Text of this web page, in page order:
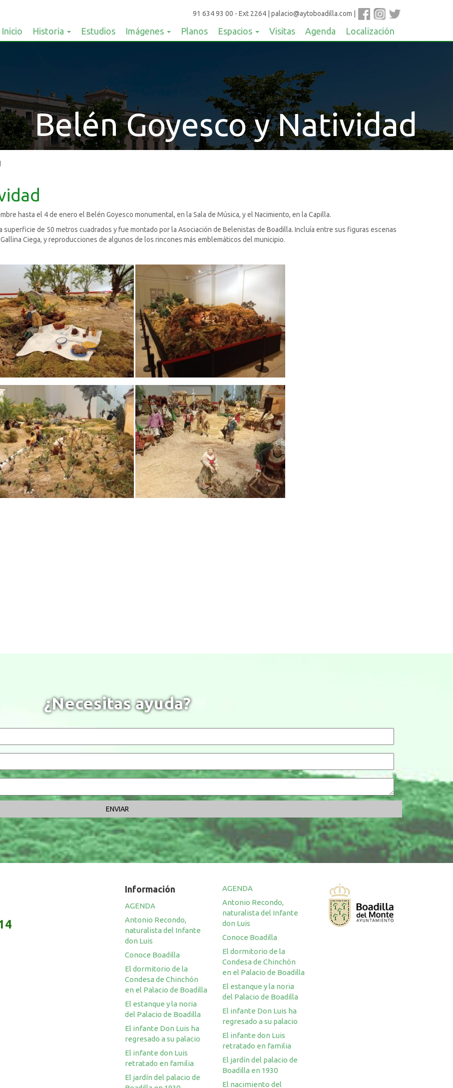
91 634 93 00 - Ext 2264 palacio@aytoboadilla.com
Inicio Historia Estudios Imágenes Planos Espacios Visitas Agenda Localización
Belén Goyesco y Natividad
hasta el 4 de enero el Belén Goyesco monumental, en la Sala de Música, y el Nacimiento, en la Capilla.
de 50 metros cuadrados y fue montado por la Asociación de Belenistas de Boadilla. Incluía entre sus figuras escenas
Ciega, y reproducciones de algunos de los rincones más emblemáticos del municipio.
¿Necesitas ayuda?
Información
AGENDA
Antonio Recondo,
naturalista del Infante
don Luis
Conoce Boadilla
El dormitorio de la
Condesa de Chinchón
en el Palacio de Boadilla
El estanque y la noria
del Palacio de Boadilla
El infante Don Luis ha
regresado a su palacio
El infante don Luis
retratado en familia
El jardín del palacio de
AGENDA
Antonio Recondo,
naturalista del Infante
don Luis
Conoce Boadilla
El dormitorio de la
Condesa de Chinchón
en el Palacio de Boadilla
El estanque y la noria
del Palacio de Boadilla
El infante Don Luis ha
regresado a su palacio
El infante don Luis
retratado en familia
El jardín del palacio de
Boadilla en 1930
El nacimiento del